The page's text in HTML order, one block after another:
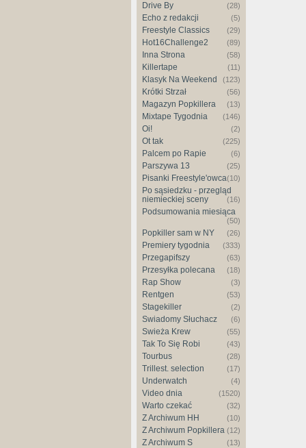
Drive By (28)
Echo z redakcji (5)
Freestyle Classics (29)
Hot16Challenge2 (89)
Inna Strona (58)
Killertape (11)
Klasyk Na Weekend (123)
Krótki Strzał (56)
Magazyn Popkillera (13)
Mixtape Tygodnia (146)
Oi! (2)
Ot tak (225)
Palcem po Rapie (6)
Parszywa 13 (25)
Pisanki Freestyle'owca(10)
Po sąsiedzku - przegląd
niemieckiej sceny
(16)
Podsumowania miesiąca
(50)
Popkiller sam w NY (26)
Premiery tygodnia (333)
Przegapifszy (63)
Przesyłka polecana (18)
Rap Show (3)
Rentgen (53)
Stagekiller (2)
Świadomy Słuchacz (6)
Świeża Krew (55)
Tak To Się Robi (43)
Tourbus (28)
Trillest. selection (17)
Underwatch (4)
Video dnia (1520)
Warto czekać (32)
Z Archiwum HH (10)
Z Archiwum Popkillera (12)
Z Archiwum S (13)